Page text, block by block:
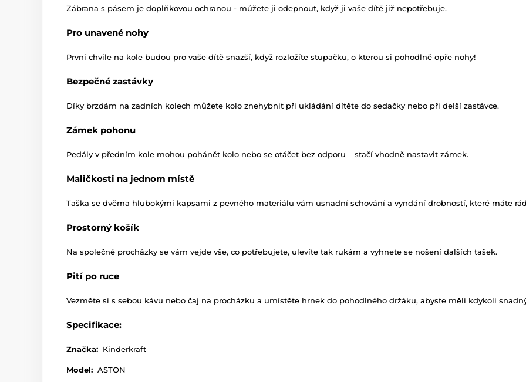
Zábrana s pásem je doplňkovou ochranou - můžete ji odepnout, když ji vaše dítě již nepotřebuje.
Pro unavené nohy
První chvíle na kole budou pro vaše dítě snazší, když rozložíte stupačku, o kterou si pohodlně opře nohy!
Bezpečné zastávky
Díky brzdám na zadních kolech můžete kolo znehybnit při ukládání dítěte do sedačky nebo při delší zastávce.
Zámek pohonu
Pedály v předním kole mohou pohánět kolo nebo se otáčet bez odporu – stačí vhodně nastavit zámek.
Maličkosti na jednom místě
Taška se dvěma hlubokými kapsami z pevného materiálu vám usnadní schování a vyndání drobností, které máte
Prostorný košík
Na společné procházky se vám vejde vše, co potřebujete, ulevíte tak rukám a vyhnete se nošení dalších tašek.
Pití po ruce
Vezměte si s sebou kávu nebo čaj na procházku a umístěte hrnek do pohodlného držáku, abyste měli kdykoli
Specifikace:
Značka: Kinderkraft
Model: ASTON